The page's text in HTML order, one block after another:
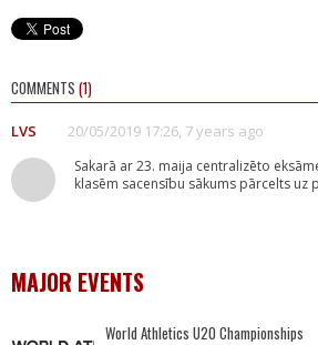
COMMENTS (1)
LVS 20/05/2019 17:26, 7 years ago
Sakarā ar 23. maija centralizēto
klasēm sacensību sākums pārcelts uz
MAJOR EVENTS
World Athletics U20 Championships